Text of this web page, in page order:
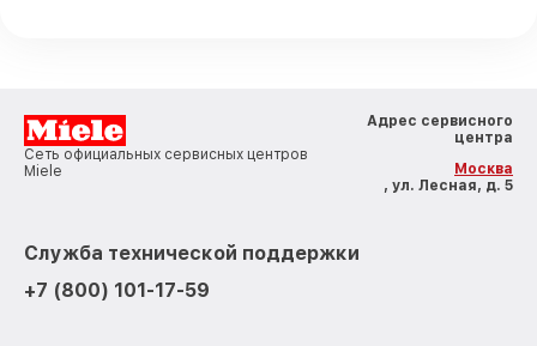
Сеть официальных сервисных центров
Miele
Адрес сервисного
центра
Москва
, ул. Лесная, д. 5
Служба технической поддержки
+7 (800) 101-17-59